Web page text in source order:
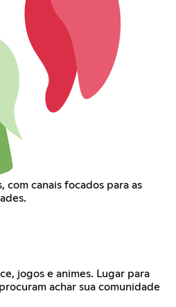
com canais focados para as
jogos e animes. Lugar para
achar sua comunidade